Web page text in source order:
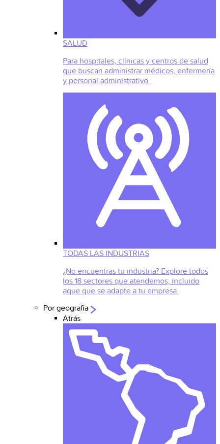
SALUD
Para hospitales, clínicas y centros de salud
que buscan administrar médicos, enfermería
y personal administrativo.
TODAS LAS INDUSTRIAS
¿No encuentras tu industria? Explore todos
los 18 sectores que atendemos, incluido
aque que se adapte a tu empresa.
Por geografia
Atrás